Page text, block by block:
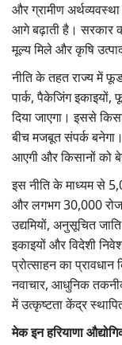
और ग्रामीण
आगे बढ़ाती है। सरकार
मूल्य मिले और कृषि
नीति के तहत राज्य में
पार्क,पैकेजिंग इकाइयों,
दिया जाएगा। इससे
बीच मजबूत संपर्क
आएगी और किसानों को
इस नीति के माध्यम से
और लगभग30,000
उद्यमियों, अनुसूचित जाति
इकाइयों और विदेशी
प्रोत्साहन का
नवाचार, आधुनिक
में उत्कृष्टता केंद्र
मेक इन हरियाणा